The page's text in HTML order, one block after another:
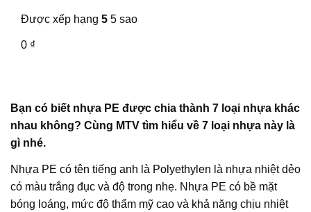
Được xếp hạng 5 5 sao
0 ₫
Bạn có biết nhựa PE được chia thành 7 loại nhựa khác
nhau không? Cùng MTV tìm hiểu về 7 loại nhựa này là
gì nhé.
Nhựa PE có tên tiếng anh là Polyethylen là nhựa nhiệt dẻo
có màu trắng đục và độ trong nhẹ. Nhựa PE có bề mặt
bóng loáng, mức độ thẩm mỹ cao và khả năng chịu nhiệt